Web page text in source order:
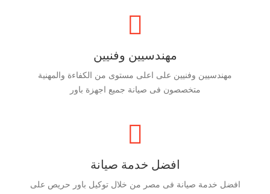
مهندسيين وفنيين
مهندسيين وفنيين على اعلى مستوى من الكفاءة والمهنية
متخصصون فى صيانة جميع اجهزة باور
افضل خدمة صيانة
افضل خدمة صيانة فى مصر من خلال توكيل باور حريص على